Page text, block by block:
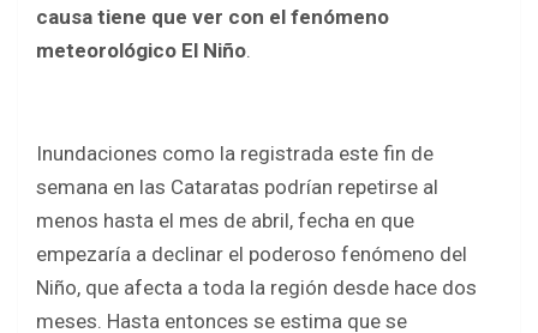
causa tiene que ver con el fenómeno
meteorológico El Niño.
Inundaciones como la registrada este fin de
semana en las Cataratas podrían repetirse al
menos hasta el mes de abril, fecha en que
empezaría a declinar el poderoso fenómeno del
Niño, que afecta a toda la región desde hace dos
meses. Hasta entonces se estima que se